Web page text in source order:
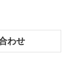
わせ